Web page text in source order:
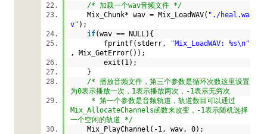
/* 加载一个wav音频文件 */
Mix_Chunk* wav = Mix_LoadWAV( "./heal.wa
v" );
if(wav == NULL){
fprintf(stderr,
"Mix_LoadWAV: %s\n"
, Mix_GetError());
exit(1);
}
/* 播放音频文件，第三个参数是循环次数这里设置
为0表示播放一次，1表示播放两次，-1表示无穷次
* 第一个参数是音频轨道，轨道数目可以通过
Mix_AllocateChannels函数来改变，-1表示随机选择
一个空闲的轨道 */
Mix_PlayChannel(-1, wav, 0);